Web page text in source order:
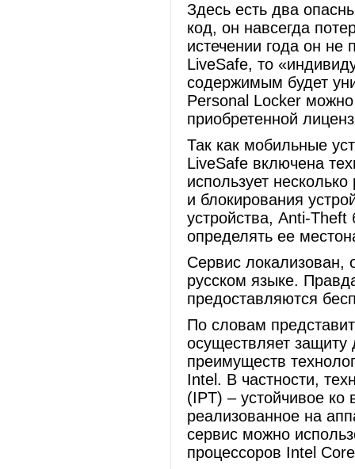
Здесь есть два
код, он навсегда
истечении года он не
LiveSafe, то
содержимым будет
Personal Locker
приобретенной
Так как мобильные
LiveSafe включена
использует
и блокирования
устройства, Anti-Theft
определять ее
Сервис локализован,
русском языке.
предоставляются
По словам
осуществляет защиту
преимуществ
Intel. В частности,
(IPT) – устойчивое
реализованное на
сервис можно
процессоров Intel